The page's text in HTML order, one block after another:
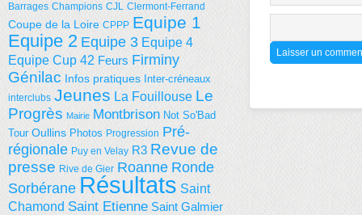
Barrages Champions CJL Clermont-Ferrand
Coupe de la Loire CPPP Equipe 1
Equipe 2 Equipe 3 Equipe 4
Equipe Cup 42 Feurs Firminy
Génilac Infos pratiques Inter-créneaux
interclubs Jeunes La Fouillouse Le
Progrès Mairie Montbrison Not So'Bad
Tour Oullins Photos Progression Pré-
régionale Puy en Velay R3 Revue de
presse Rive de Gier Roanne Ronde
Sorbérane Résultats Saint
Chamond Saint Etienne Saint Galmier